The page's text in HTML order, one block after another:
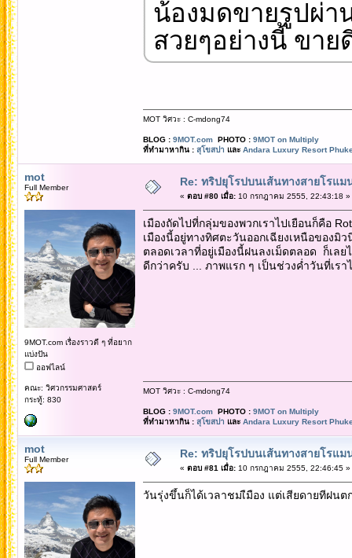
น้องมดขายรูปผ่า
สวยๆอย่างนี้ ขาย
MOT วิศวะ : C-mdong74
BLOG : 9MOT.comPHOTO : 9MOT on Multiply
ที่ทำมาหากิน : สุโขสปา และ Andara Luxury Resort
mot
Full Member
9MOT.com เรื่องราวดี ๆ ที่อยาก
แบ่งปัน
ออฟไลน์
คณะ: วิศวกรรมศาสตร์
กระทู้: 830
Re: ทริปยุโรปบนเส้นทางสายโรแม
« ตอบ #80 เมื่อ:10 กรกฎาคม 2555, 22:43:18 »
เมืองถัดไปที่กลุ่มของพวกเราไปเยือนก็คือ
เมืองนี้อยู่ทางทิศตะวันออกเฉียงเหนือของมิ
ตลอดเวลาที่อยู่เมืองนี้ฝนลงเม็ดตลอด ก็เล
ดีกว่าครับ ... ภาพแรก ๆ เป็นช่วงค่ำวันที่เรา
MOT วิศวะ : C-mdong74
BLOG : 9MOT.comPHOTO : 9MOT on Multiply
ที่ทำมาหากิน : สุโขสปา และ Andara Luxury Resort
mot
Full Member Re: ทริปยุโรปบนเส้นทางสายโรแม
« ตอบ #81 เมื่อ:10 กรกฎาคม 2555, 22:46:45 »
วันรุ่งขึ้นก็ได้เวลาชมเืมือง แต่เสียดายทีฝน